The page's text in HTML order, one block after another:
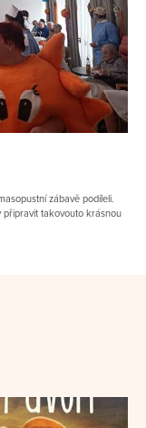
zábavě podíleli.
připravit takovouto krásnou